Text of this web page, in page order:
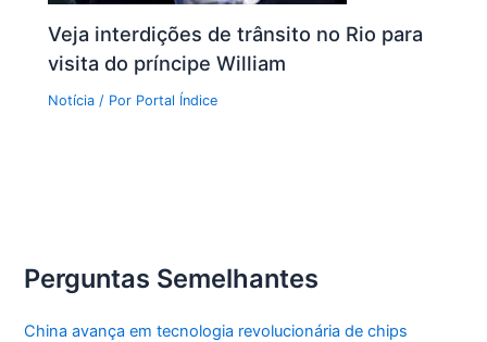
Veja interdições de trânsito no Rio para
visita do príncipe William
Notícia / Por Portal Índice
Perguntas Semelhantes
China avança em tecnologia revolucionária de chips